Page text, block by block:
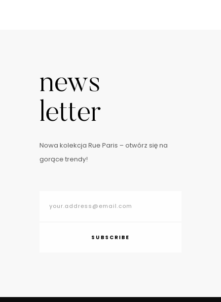
news
letter
Nowa kolekcja Rue Paris – otwórz się na
gorące trendy!
SUBSCRIBE